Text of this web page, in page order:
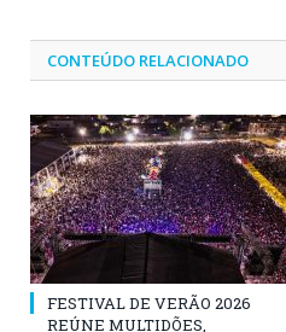
CONTEÚDO RELACIONADO
FESTIVAL DE VERÃO 2026
REÚNE MULTIDÕES,